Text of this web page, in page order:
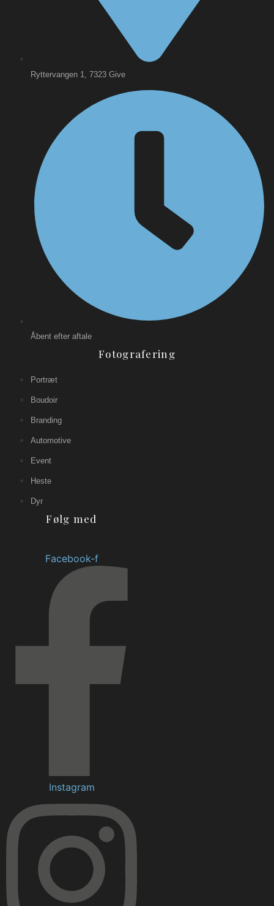
Ryttervangen 1, 7323 Give
Åbent efter aftale
Fotografering
Portræt
Boudoir
Branding
Automotive
Event
Heste
Dyr
Følg med
Facebook-f
Instagram